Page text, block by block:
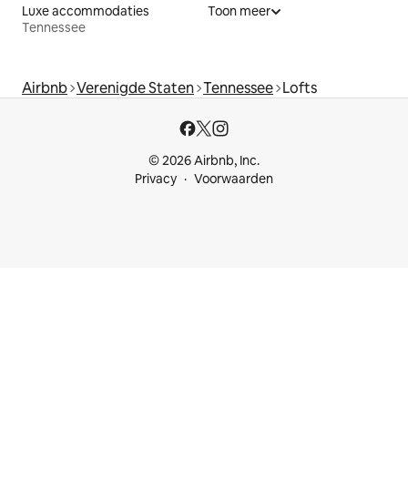
Luxe accommodaties
Tennessee
Toon meer
Airbnb Verenigde Staten Tennessee Lofts
© 2026 Airbnb, Inc.
Privacy
Voorwaarden